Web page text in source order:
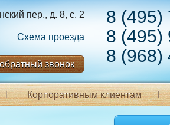
8 (495)
8 (495)
8 (968)
пер., д. 8, с. 2
Схема проезда
звонок
Корпоративным клиентам